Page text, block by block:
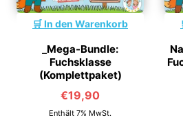
In den Warenkorb
_Mega-Bundle:
Fuchsklasse
(Komplettpaket)
€19,90
Enthält 7% MwSt.